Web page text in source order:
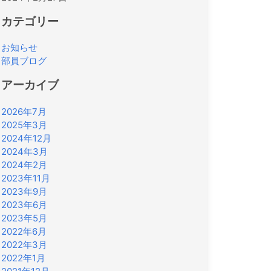
カテゴリー
お知らせ
部員ブログ
アーカイブ
2026年7月
2025年3月
2024年12月
2024年3月
2024年2月
2023年11月
2023年9月
2023年6月
2023年5月
2022年6月
2022年3月
2022年1月